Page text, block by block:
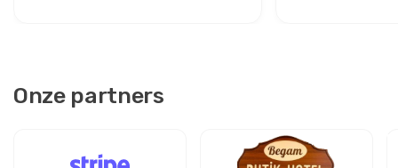
Onze partners